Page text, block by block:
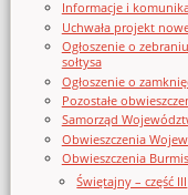
Informacje i
Uchwała projekt
Ogłoszenie o
sołtysa
Ogłoszenie o
Pozostałe
Samorząd
Obwieszczenia
Obwieszczenia
Świętajny – część III